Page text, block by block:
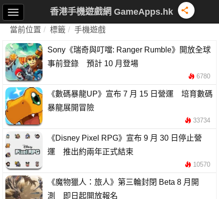
香港手機遊戲網 GameApps.hk
當前位置 標籤 手機遊戲
Sony《瑞奇與叮噹: Ranger Rumble》開放全球
事前登錄 預計 10 月登場
6780
《數碼暴龍UP》宣布 7 月 15 日營運 培育數碼
暴龍展開冒險
33734
《Disney Pixel RPG》宣布 9 月 30 日停止營
運 推出約兩年正式結束
10570
《魔物獵人：旅人》第三輪封閉 Beta 8 月開
測 即日起開放報名